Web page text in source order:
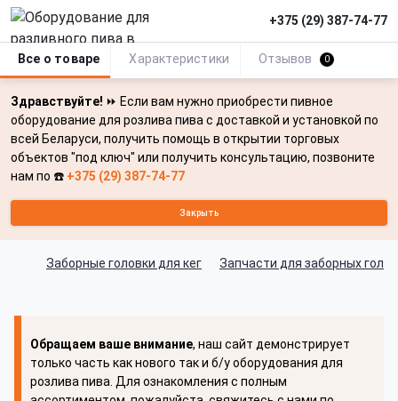
Здравствуйте! ⏩ Если вам нужно приобрести пивное
оборудование для розлива пива с доставкой и установкой по
всей Беларуси, получить помощь в открытии торговых
объектов "под ключ" или получить консультацию, позвоните
нам по ☎️ +375 (29) 387-74-77
Закрыть
+375 (29) 387-74-77
Заборные головки для кег Запчасти для заборных
Обращаем ваше внимание, наш сайт демонстрирует
только часть как нового так и б/у оборудования для
розлива пива. Для ознакомления с полным
Все о товаре Характеристики Отзывов 0